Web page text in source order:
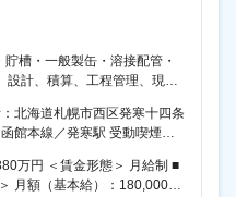
認 ⇒納品手配 ⇒現場作業あれ
イラーの使用役割が低下し
換空調設備が主流となり、従
品の活躍が少なくなってきて
してきた溶接を主軸とする
例えばプラント分野）に取り
野での経験を持つ人材が不足
槽・一般製缶・溶接配管・
設計、積算、工程管理、現場
グ会社等への営業活動・見積
要求・製品の仕様・現場の
書作成⇒顧客との交渉 ⇒受注
期等確定） ⇒現場視察・現
北海道札幌市西区発寒十四条
＞ 月給制 ■